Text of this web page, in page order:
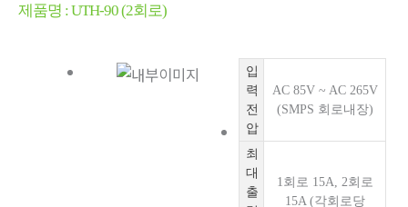
제품명 : UTH-90 (2회로)
입
력
전
압
AC 85V ~ AC 265V
(SMPS 회로내장)
최
대
출
1회로 15A, 2회로
15A (각회로당